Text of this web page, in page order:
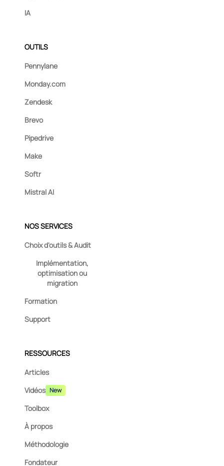
IA
OUTILS
Pennylane
Monday.com
Zendesk
Brevo
Pipedrive
Make
Softr
Mistral AI
NOS SERVICES
Choix d'outils & Audit
Implémentation,
optimisation ou
migration
Formation
Support
RESSOURCES
Articles
Vidéos New
Toolbox
À propos
Méthodologie
Fondateur